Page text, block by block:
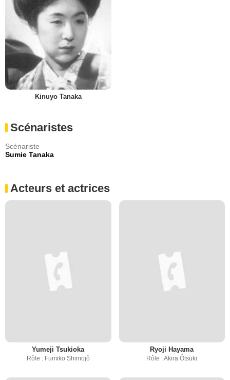
Kinuyo Tanaka
Scénaristes
Scénariste
Sumie Tanaka
Acteurs et actrices
Yumeji Tsukioka
Rôle : Fumiko Shimojô
Ryoji Hayama
Rôle : Akira Ôtsuki